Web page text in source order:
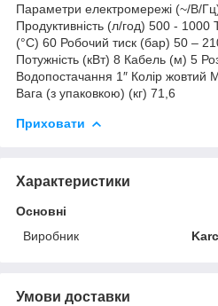
Параметри електромережі (~/В/
Продуктивність (л/год) 500 -
(°C) 60 Робочий тиск (бар) 50 –
Потужність (кВт) 8 Кабель (м) 5
Водопостачання 1″ Колір жовтий
Вага (з упаковкою) (кг) 71,6
Приховати
Характеристики
Основні
Виробник
Умови доставки